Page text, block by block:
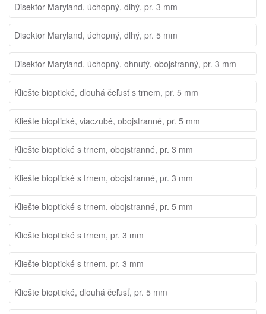
Disektor Maryland, úchopný, dlhý, pr. 3 mm
Disektor Maryland, úchopný, dlhý, pr. 5 mm
Disektor Maryland, úchopný, ohnutý, obojstranný, pr. 3 mm
Kliešte bioptické, dlouhá čeľusť s trnem, pr. 5 mm
Kliešte bioptické, viaczubé, obojstranné, pr. 5 mm
Kliešte bioptické s trnem, obojstranné, pr. 3 mm
Kliešte bioptické s trnem, obojstranné, pr. 3 mm
Kliešte bioptické s trnem, obojstranné, pr. 5 mm
Kliešte bioptické s trnem, pr. 3 mm
Kliešte bioptické s trnem, pr. 3 mm
Kliešte bioptické, dlouhá čeľusť, pr. 5 mm